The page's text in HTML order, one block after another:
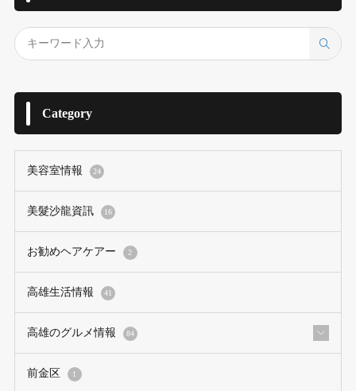
Category
美容室情報 24
美髮沙龍資訊 16
お勧めヘアケアー 2
高雄生活情報 41
高雄のグルメ情報 84
前金区 1